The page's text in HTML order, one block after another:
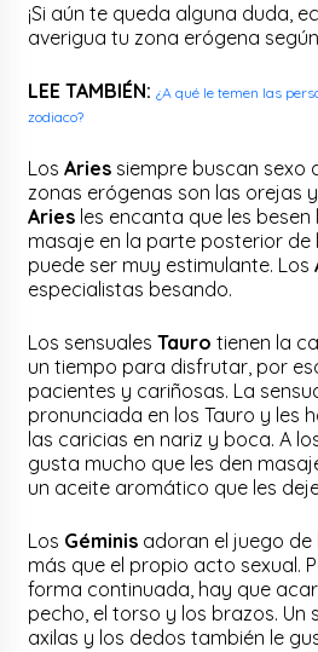
¡Si aún te queda alguna duda,
averigua tu zona erógena
LEE TAMBIÉN: ¿A qué le temen las
zodiaco?
LosAries siempre buscan sexo
zonas erógenas son las orejas
Aries les encanta que les besen
masaje en la parte posterior de
puede ser muy estimulante. Los
especialistas besando.
Los sensuales Tauro tienen la
un tiempo para disfrutar, por
pacientes y cariñosas. La
pronunciada en los Tauro y les
las caricias en nariz y boca. A
gusta mucho que les den
un aceite aromático que les
Los Géminis adoran el juego de
más que el propio acto sexual.
forma continuada, hay que
pecho, el torso y los brazos. Un
axilas y los dedos también le